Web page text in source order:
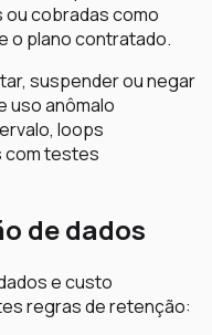
ou cobradas como
o plano contratado.
suspender ou negar
uso anômalo
loops
com testes
de dados
e custo
regras de retenção: